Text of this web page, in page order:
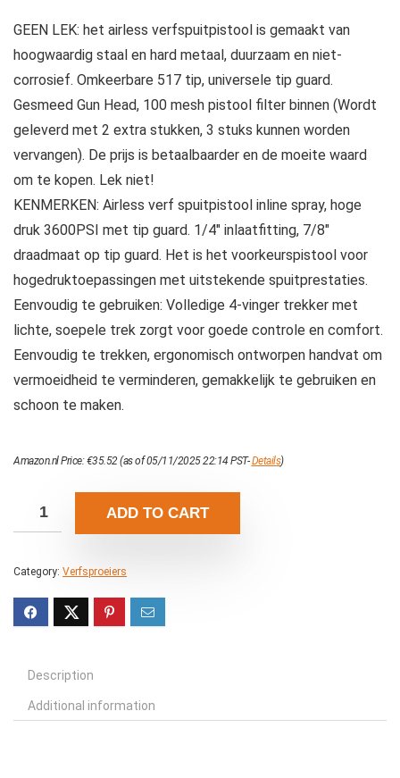
GEEN LEK: het airless verfspuitpistool is gemaakt van
hoogwaardig staal en hard metaal, duurzaam en niet-
corrosief. Omkeerbare 517 tip, universele tip guard.
Gesmeed Gun Head, 100 mesh pistool filter binnen (Wordt
geleverd met 2 extra stukken, 3 stuks kunnen worden
vervangen). De prijs is betaalbaarder en de moeite waard
om te kopen. Lek niet!
KENMERKEN: Airless verf spuitpistool inline spray, hoge
druk 3600PSI met tip guard. 1/4″ inlaatfitting, 7/8″
draadmaat op tip guard. Het is het voorkeurspistool voor
hogedruktoepassingen met uitstekende spuitprestaties.
Eenvoudig te gebruiken: Volledige 4-vinger trekker met
lichte, soepele trek zorgt voor goede controle en comfort.
Eenvoudig te trekken, ergonomisch ontworpen handvat om
vermoeidheid te verminderen, gemakkelijk te gebruiken en
schoon te maken.
Amazon.nl Price:€35.52 (as of 05/11/2025 22:14 PST-Details)
ADD TO CART
Category: Verfsproeiers
Description
Additional information